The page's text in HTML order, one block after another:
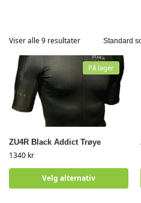
Viser alle 9 resultater
ZU4R Black Addict Trøye
1340 kr
Velg alternativ
På lager